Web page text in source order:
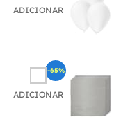
ADICIONAR
ADICIONAR
-65%